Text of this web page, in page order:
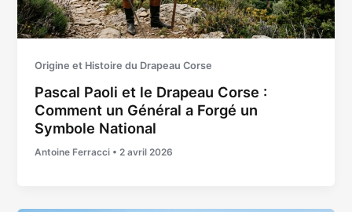
Origine et Histoire du Drapeau Corse
Pascal Paoli et le Drapeau Corse :
Comment un Général a Forgé un
Symbole National
Antoine Ferracci •2 avril 2026